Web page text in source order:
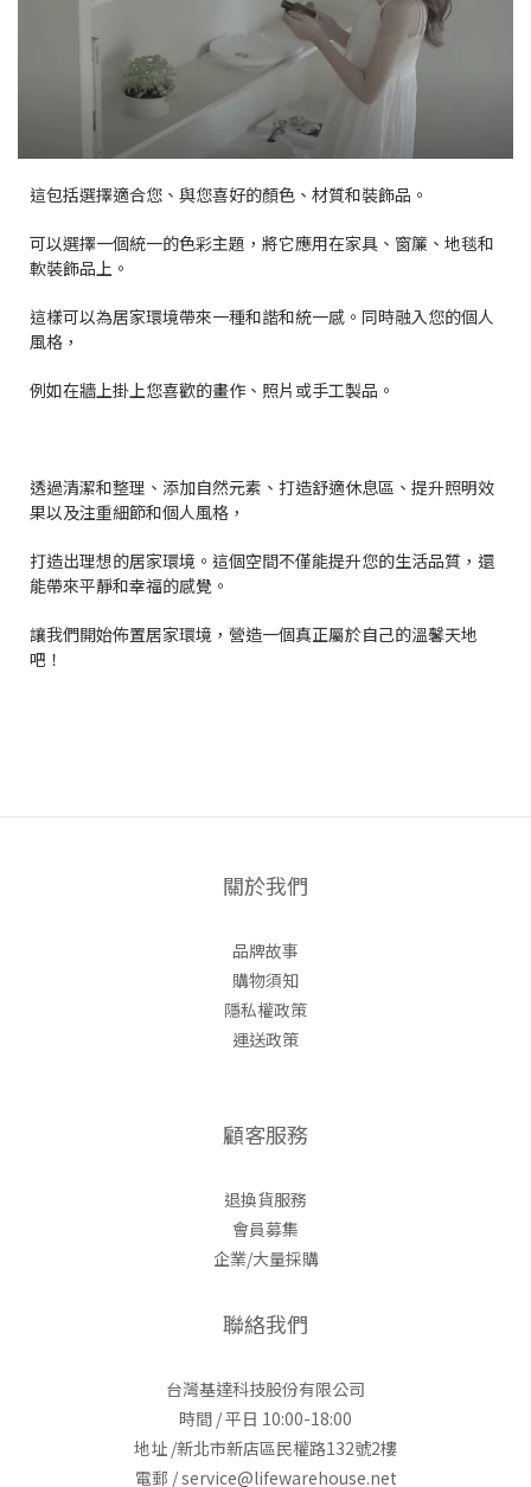
這包括選擇適合您、與您喜好的顏色、材質和裝飾品。
可以選擇一個統一的色彩主題，將它應用在家具、窗簾、地毯和
軟裝飾品上。
這樣可以為居家環境帶來一種和諧和統一感。同時融入您的個人
風格，
例如在牆上掛上您喜歡的畫作、照片或手工製品。
透過清潔和整理、添加自然元素、打造舒適休息區、提升照明效
果以及注重細節和個人風格，
打造出理想的居家環境。這個空間不僅能提升您的生活品質，還
能帶來平靜和幸福的感覺。
讓我們開始佈置居家環境，營造一個真正屬於自己的溫馨天地
吧！
關於我們
品牌故事
購物須知
隱私權政策
運送政策
顧客服務
退換貨服務
會員募集
企業/大量採購
聯絡我們
台灣基達科技股份有限公司
時間 / 平日 10:00-18:00
地址 /新北市新店區民權路132號2樓
電郵 / service@lifewarehouse.net